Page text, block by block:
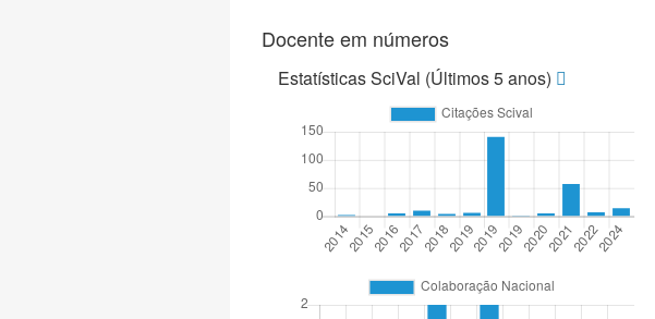
Docente em números
Estatísticas SciVal (Últimos 5 anos)